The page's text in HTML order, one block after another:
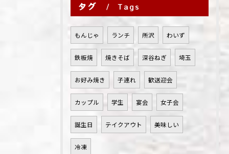
タグ Tags
もんじゃ ランチ 所沢 わいず
鉄板焼 焼きそば 深谷ねぎ 埼玉
お好み焼き 子連れ 歓送迎会
カップル 学生 宴会 女子会
誕生日 テイクアウト 美味しい
冷凍